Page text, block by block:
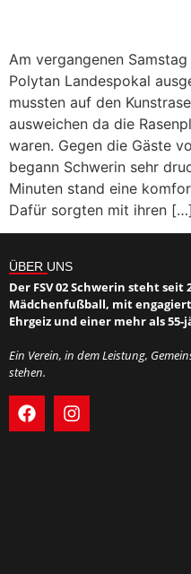
Am vergangenen
Polytan Landespokal
mussten auf den
ausweichen da die
waren. Gegen die Gäste
begann Schwerin sehr
Minuten stand eine
Dafür sorgten mit ihren […]
ÜBER UNS
Der FSV 02 Schwerin steht
Mädchenfußball, mit
Ehrgeiz und einer mehr als
Ein Verein, in dem Leistung,
stehen.